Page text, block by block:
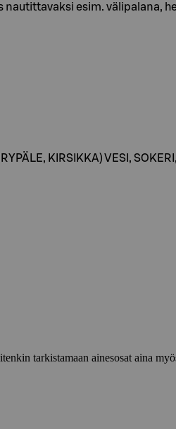
nautittavaksi esim. välipalana,
KIRSIKKA) VESI,
tarkistamaan ainesosat aina